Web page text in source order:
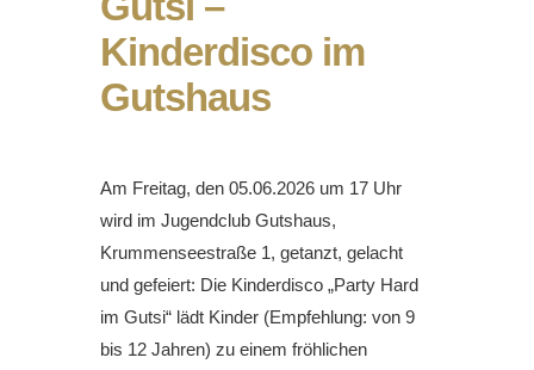
Kinderdisco im
Gutshaus
Am Freitag, den 05.06.2026 um 17 Uhr
wird im Jugendclub Gutshaus,
Krummenseestraße 1, getanzt, gelacht
und gefeiert: Die Kinderdisco „Party Hard
im Gutsi“ lädt Kinder (Empfehlung: von 9
bis 12 Jahren) zu einem fröhlichen